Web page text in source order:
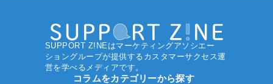
SUPPORT Z!NEはマーケティングアソシエー
ショングループが提供するカスタマーサクセス運
営を学べるメディアです。
コラムをカテゴリーから探す